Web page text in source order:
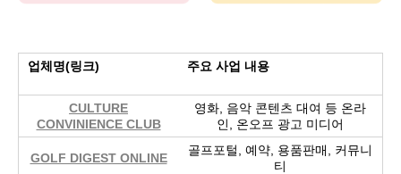
업체명(링크) 주요 사업 내용
CULTURE
CONVINIENCE CLUB
영화, 음악 콘텐츠 대여 등 온라
인, 온오프 광고 미디어
GOLF DIGEST ONLINE
골프포털, 예약, 용품판매, 커뮤니
티